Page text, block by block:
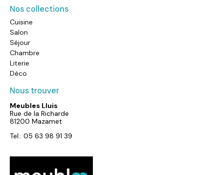
Nos collections
Cuisine
Salon
Séjour
Chambre
Literie
Déco
Nous trouver
Meubles Lluis
Rue de la Richarde
81200 Mazamet
Tel.: 05 63 98 91 39